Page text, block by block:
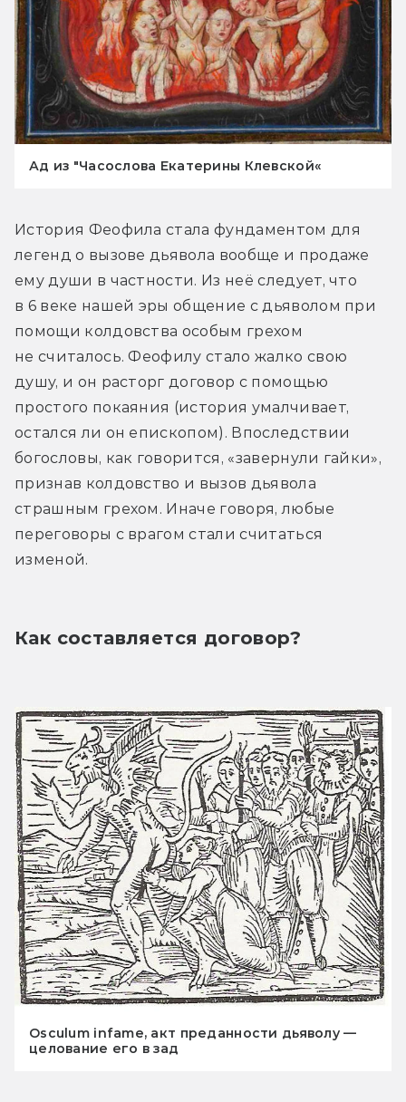
Ад из "Часослова Екатерины Клевской«
История Феофила стала фундаментом для
легенд о вызове дьявола вообще и продаже
ему души в частности. Из неё следует, что
в 6 веке нашей эры общение с дьяволом при
помощи колдовства особым грехом
не считалось. Феофилу стало жалко свою
душу, и он расторг договор с помощью
простого покаяния (история умалчивает,
остался ли он епископом). Впоследствии
богословы, как говорится, «завернули гайки»,
признав колдовство и вызов дьявола
страшным грехом. Иначе говоря, любые
переговоры с врагом стали считаться
изменой.
Как составляется договор?
Osculum infame, акт преданности дьяволу —
целование его в зад